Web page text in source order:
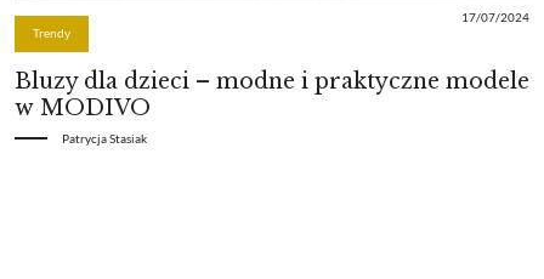
Trendy
17/07/2024
Bluzy dla dzieci – modne i praktyczne modele
w MODIVO
Patrycja Stasiak